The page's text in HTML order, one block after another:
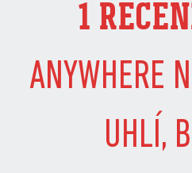
1
ANYWHERE
UHLÍ,